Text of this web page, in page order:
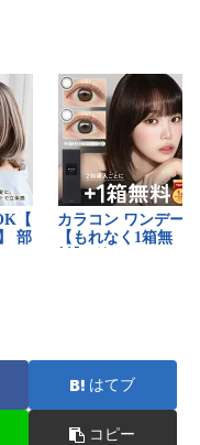
はてブ
コピー